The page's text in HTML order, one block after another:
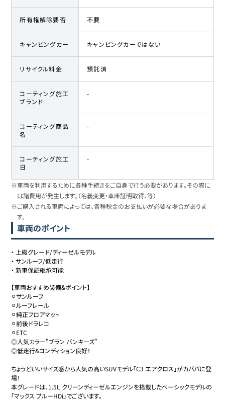
所有権解除要否 不要
キャンピングカー キャンピングカーではない
リサイクル料金 預託済
コーティング施工
ブランド
-
コーティング商品
名
-
コーティング施工
日
-
※車両を利用するために各種手続きをご自身で行う必要があります。その際に
は諸費用が発生します。（名義変更・車庫証明取得、等）
※ご購入される車両によっては、各種税金のお支払いが必要な場合がありま
す。
車両のポイント
・ 上級グレード/ディーゼルモデル
・サンルーフ/低走行
・新車保証継承可能
【車両おすすめ装備&ポイント】
⚪︎サンルーフ
⚪︎ルーフレール
⚪︎純正フロアマット
⚪︎前後ドラレコ
⚪︎ETC
◎人気カラー"ブラン バンキーズ"
◎低走行&コンディション良好！
ちょうどいいサイズ感から人気の高いSUVモデル「C3 エアクロス」がカババに登
場！
本グレードは、1.5L クリーンディーゼルエンジンを搭載したベーシックモデルの
「マックス ブルーHDi」でございます。